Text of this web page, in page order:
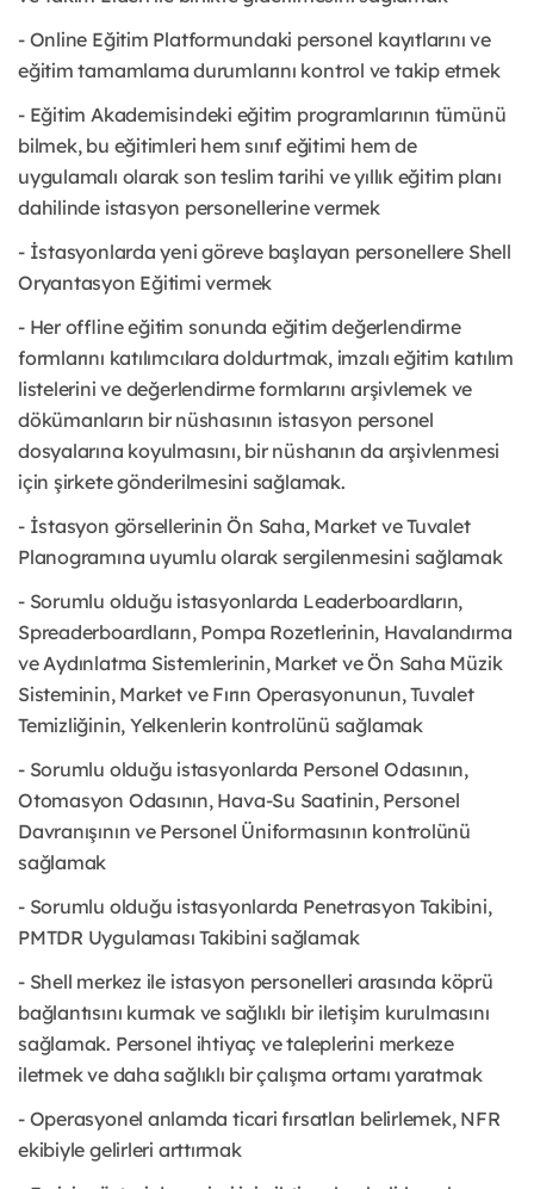
- Online Eğitim Platformundaki personel kayıtlarını ve
eğitim tamamlama durumlarını kontrol ve takip etmek
- Eğitim Akademisindeki eğitim programlarının tümünü
bilmek, bu eğitimleri hem sınıf eğitimi hem de
uygulamalı olarak son teslim tarihi ve yıllık eğitim planı
dahilinde istasyon personellerine vermek
- İstasyonlarda yeni göreve başlayan personellere Shell
Oryantasyon Eğitimi vermek
- Her offline eğitim sonunda eğitim değerlendirme
formlarını katılımcılara doldurtmak, imzalı eğitim katılım
listelerini ve değerlendirme formlarını arşivlemek ve
dökümanların bir nüshasının istasyon personel
dosyalarına koyulmasını, bir nüshanın da arşivlenmesi
için şirkete gönderilmesini sağlamak.
- İstasyon görsellerinin Ön Saha, Market ve Tuvalet
Planogramına uyumlu olarak sergilenmesini sağlamak
- Sorumlu olduğu istasyonlarda Leaderboardların,
Spreaderboardların, Pompa Rozetlerinin, Havalandırma
ve Aydınlatma Sistemlerinin, Market ve Ön Saha Müzik
Sisteminin, Market ve Fırın Operasyonunun, Tuvalet
Temizliğinin, Yelkenlerin kontrolünü sağlamak
- Sorumlu olduğu istasyonlarda Personel Odasının,
Otomasyon Odasının, Hava-Su Saatinin, Personel
Davranışının ve Personel Üniformasının kontrolünü
sağlamak
- Sorumlu olduğu istasyonlarda Penetrasyon Takibini,
PMTDR Uygulaması Takibini sağlamak
- Shell merkez ile istasyon personelleri arasında köprü
bağlantısını kurmak ve sağlıklı bir iletişim kurulmasını
sağlamak. Personel ihtiyaç ve taleplerini merkeze
iletmek ve daha sağlıklı bir çalışma ortamı yaratmak
- Operasyonel anlamda ticari fırsatları belirlemek, NFR
ekibiyle gelirleri arttırmak